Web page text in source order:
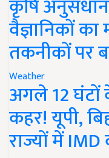
कृषि
वैज्ञानिकों
तकनीकों पर
Weather
अगले 12 घंटों
कहर! यूपी,
राज्यों में